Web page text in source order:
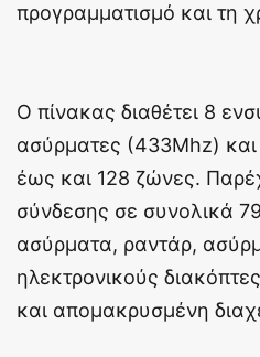
προγραμματισμό και τη
Ο πίνακας διαθέτει 8
ασύρματες (433Mhz) και
έως και 128 ζώνες.
σύνδεσης σε συνολικά
ασύρματα, ραντάρ,
ηλεκτρονικούς
και απομακρυσμένη